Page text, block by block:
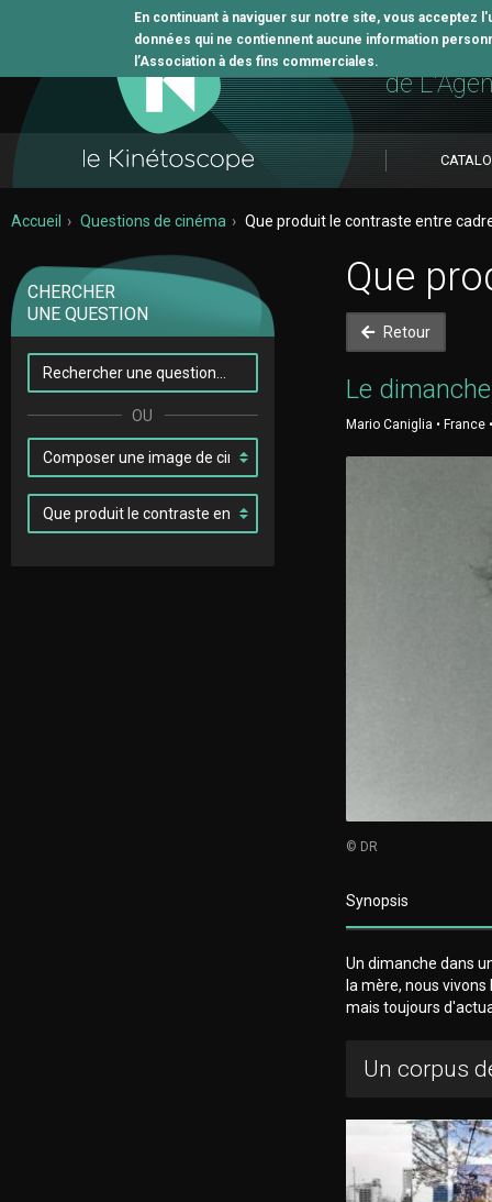
En continuant à naviguer sur notre site, vous
données qui ne contiennent aucune information
l’Association à des fins commerciales. L'outil
de
Accueil Questions de cinéma Que produit le contraste entre
CHERCHER
UNE QUESTION
Que
Retour
Le
Mario Caniglia • France
© DR
Synopsis
Un dimanche dans
la mère, nous
mais toujours
Un corpus